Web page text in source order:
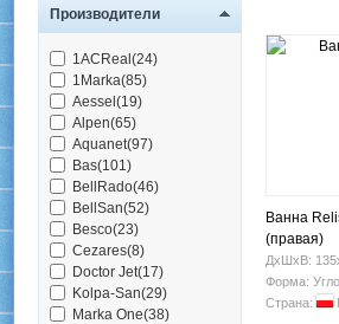
Производители
1ACReal(24)
1Marka(85)
Aessel(19)
Alpen(65)
Aquanet(97)
Bas(101)
BellRado(46)
BellSan(52)
Besco(23)
Cezares(8)
Doctor Jet(17)
Kolpa-San(29)
Marka One(38)
Ванна
(правая)
ДхШхВ:
Форма:
Страна: